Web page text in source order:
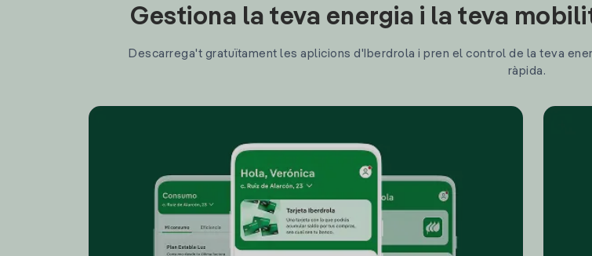
Gestiona la teva energia i la teva
Descarrega't gratuïtament les aplicions d'Iberdrola i pren el control de la teva
ràpida.